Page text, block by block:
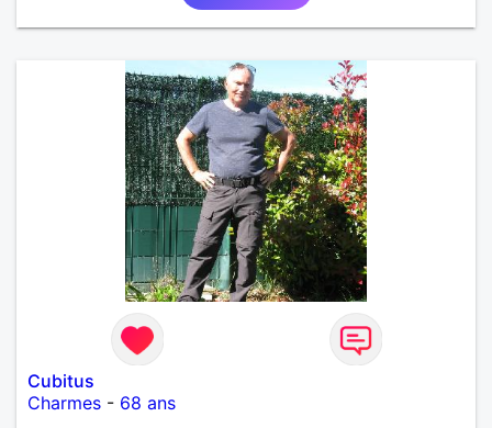
Cubitus
Charmes - 68 ans